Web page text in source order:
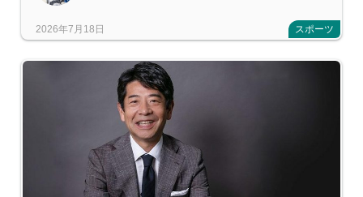
2026年7月18日 スポーツ